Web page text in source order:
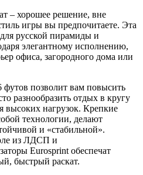
– хорошее решение, вне
игры вы предпочитаете. Эта
русской пирамиды и
элегантному исполнению,
офиса, загородного дома или
позволит вам повысить
разнообразить отдых в кругу
высоких нагрузок. Крепкие
технологии, делают
и «стабильной».
из ЛДСП и
Eurosprint обеспечат
быстрый раскат.